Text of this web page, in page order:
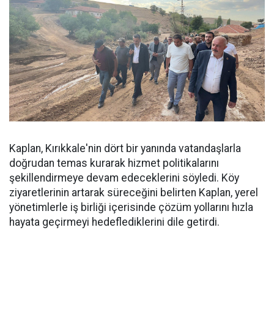
Kaplan, Kırıkkale'nin dört bir yanında vatandaşlarla
doğrudan temas kurarak hizmet politikalarını
şekillendirmeye devam edeceklerini söyledi. Köy
ziyaretlerinin artarak süreceğini belirten Kaplan, yerel
yönetimlerle iş birliği içerisinde çözüm yollarını hızla
hayata geçirmeyi hedeflediklerini dile getirdi.